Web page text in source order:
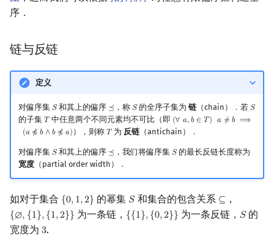
序．
链与反链
定义
对偏序集 𝑆
S和其上的偏序 ⪯
⪯ ，称 𝑆
S的全序子集为 链（chain）．若 𝑆
S
的子集 𝑇
T中任意两个不同元素均不可比（即 (∀ 𝑎,𝑏 ∈ 𝑇) 𝑎 ≠ 𝑏 ⟹
(𝑎 ⋠ 𝑏 ∧𝑏 ⋠ 𝑎)
(∀ a,b∈T ) a b ⟹(a ⋠b∧
），则称 𝑇
T为 反链（antichain）．
对偏序集 𝑆
S和其上的偏序 ⪯
⪯ ，我们将偏序集 𝑆
S的最长反链长度称为
宽度（partial order width）．
如对于集合 {0,1,2}
{0,1 ,2} 的幂集 𝑆
S和集合的包含关系 ⊆
⊆ ，
{∅, {1},{1,2}}
{ ∅,{ 1 }, {1 2 }} 为一条链， {{1},{0,2}}
{{1 }, {0 ,2}} 为一条反链， 𝑆
S的
宽度为 3
3.